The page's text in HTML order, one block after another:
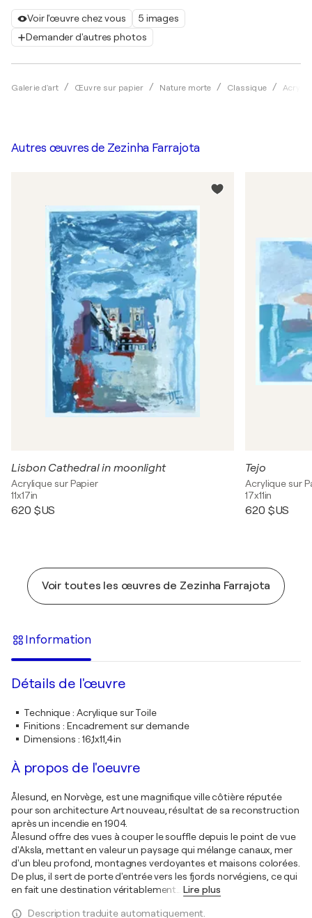
Voir l'œuvre chez vous
5 images
Demander d'autres photos
Galerie d'art Œuvre sur papier Nature morte Classique
Autres œuvres de Zezinha Farrajota
Lisbon Cathedral in moonlight
Acrylique sur Papier
11x17in
620 $US
Tejo
Acrylique sur
17x11in
620 $US
Voir toutes les œuvres de Zezinha Farrajota
Information
Détails de l'œuvre
Technique: Acrylique sur Toile
Finitions : Encadrement sur demande
Dimensions : 16,1x11,4in
À propos de l'oeuvre
Ålesund, en Norvège, est une magnifique ville côtière réputée
pour son architecture Art nouveau, résultat de sa reconstruction
après un incendie en 1904.
Ålesund offre des vues à couper le souffle depuis le point de vue
d'Aksla, mettant en valeur un paysage qui mélange canaux, mer
d'un bleu profond, montagnes verdoyantes et maisons colorées.
De plus, il sert de porte d'entrée vers les fjords norvégiens, ce qui
en fait une destination véritablement
Lire plus
Description traduite automatiquement.